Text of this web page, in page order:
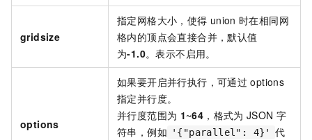
gridsize
指定网格大小，使得 union 时在相同网
格内的顶点会直接合并，默认值
为-1.0。表示不启用。
options
如果要开启并行执行，可通过 options
指定并行度。
并行度范围为 1~64 ，格式为 JSON 字
符串，例如
'{"parallel": 4}'
代